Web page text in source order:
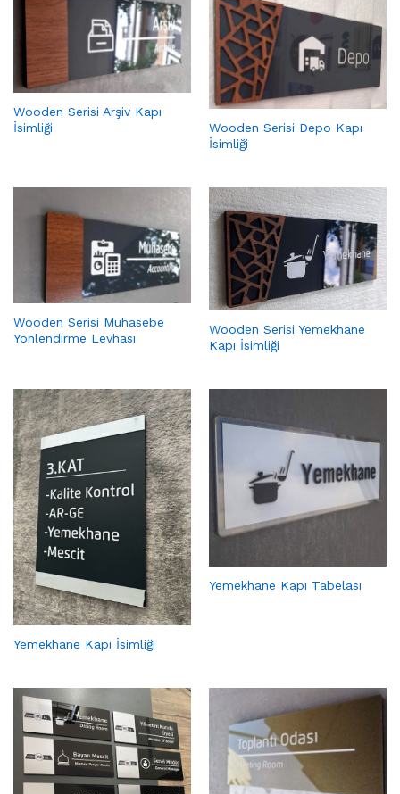
Wooden Serisi Arşiv Kapı
İsimliği
Wooden Serisi Depo Kapı
İsimliği
Wooden Serisi Muhasebe
Yönlendirme Levhası
Wooden Serisi Yemekhane
Kapı İsimliği
Yemekhane Kapı İsimliği
Yemekhane Kapı Tabelası